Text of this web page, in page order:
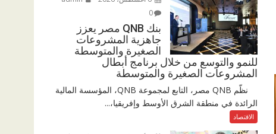
0
بنك QNB مصر يعزز
جاهزية المشروعات
الصغيرة والمتوسطة
للنمو والتوسع من خلال برنامج أبطال
المشروعات الصغيرة والمتوسطة
نظّم QNB مصر، التابع لمجموعة QNB، المؤسسة المالية
الرائدة في منطقة الشرق الأوسط وإفريقيا،...
الاقتصاد